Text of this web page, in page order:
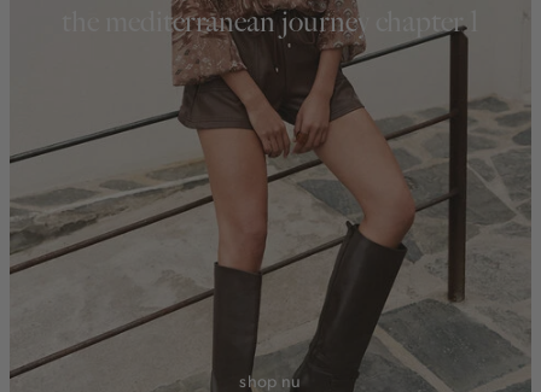
the mediterranean journey chapter 1
shop nu